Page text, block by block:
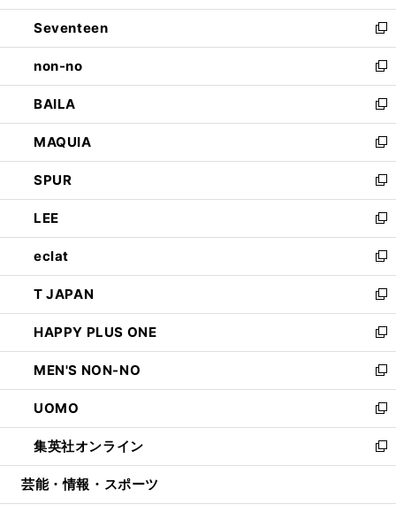
開
く
ウ
で
開
く
ン
ド
ウ
で
開
く
Seventeen
新
し
い
ウ
ィ
ン
ド
ウ
で
開
く
non-no
新
し
い
ウ
ィ
ン
ド
ウ
で
開
く
BAILA
新
し
い
ウ
ィ
ン
ド
ウ
で
開
く
MAQUIA
新
し
い
ウ
ィ
ン
ド
ウ
で
開
く
SPUR
新
し
い
ウ
ィ
ン
ド
ウ
で
開
く
LEE
新
し
い
ウ
ィ
ン
ド
ウ
で
開
く
eclat
新
し
い
ウ
ィ
ン
ド
ウ
で
開
く
T JAPAN
新
し
い
ウ
ィ
ン
ド
ウ
で
開
HAPPY PLUS ONE
新
し
い
ウ
ィ
ン
ド
ウ
開
MEN'S NON-NO
新
し
い
ウ
ィ
ン
ウ
UOMO
新
し
い
ウ
ン
集英社オンライン
新
し
ウ
芸能・情報・スポーツ